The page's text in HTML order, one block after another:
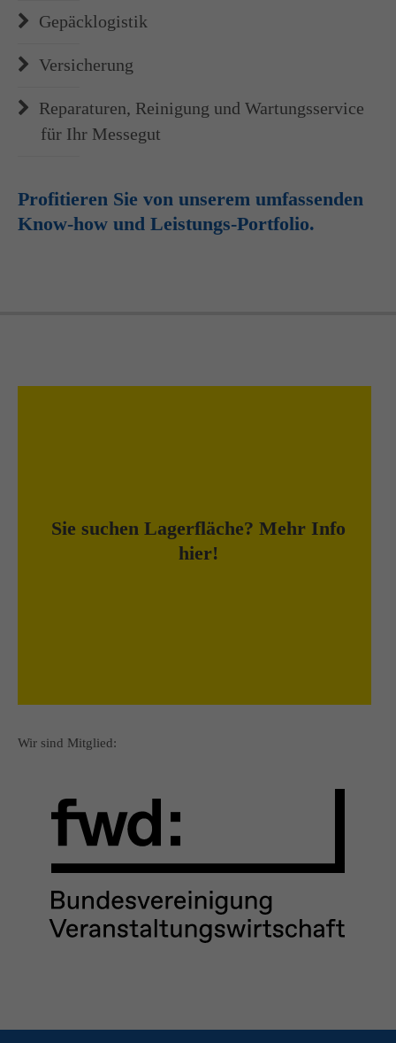
Gepäcklogistik
Versicherung
Reparaturen, Reinigung und Wartungsservice
für Ihr Messegut
Profitieren Sie von unserem umfassenden
Know-how und Leistungs-Portfolio.
Sie suchen Lagerfläche? Mehr Info
hier!
1.400 qm Freifläche
Wir sind Mitglied: